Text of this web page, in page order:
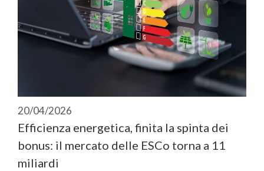
20/04/2026
Efficienza energetica, finita la spinta dei
bonus: il mercato delle ESCo torna a 11
miliardi